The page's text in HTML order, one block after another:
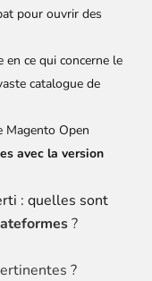
pour ouvrir des
ce qui concerne le
catalogue de
Magento Open
avec la version
: quelles sont
?
?